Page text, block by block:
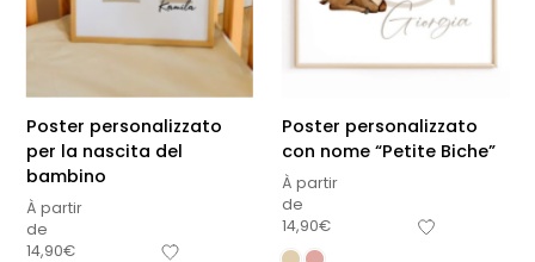
Poster personalizzato
per la nascita del
bambino
À partir
de
14,90€
Poster personalizzato
con nome “Petite Biche”
À partir
de
14,90€